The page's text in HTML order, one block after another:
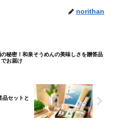
norithan
秘密！和泉そうめんの美味しさを贈答品
お届け
品セットと